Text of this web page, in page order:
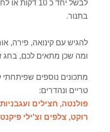
לבשל יחד כ 10
בתנור.
להגיש עם קינואה, פירה,
ומה שכן מתאים לכם, בחג
מתכונים נוספים
טריים ונהדרים:
פולנטה, חצילים
רוקט, צלפים וצ'ילי